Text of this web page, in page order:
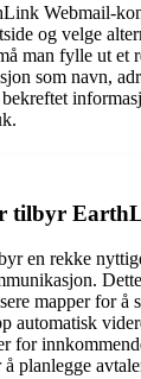
Webmail-
og velge
man fylle ut et
som navn,
bekreftet
tilbyr
en rekke
mapper for å
automatisk
for
planlegge